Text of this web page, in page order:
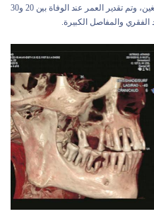
الجمجمة، تم تصنيفها على أنها من الذكور البالغين، وتم تقدير العمر عند الوفاة بين 20 و30
الفقري والمفاصل الكبيرة.